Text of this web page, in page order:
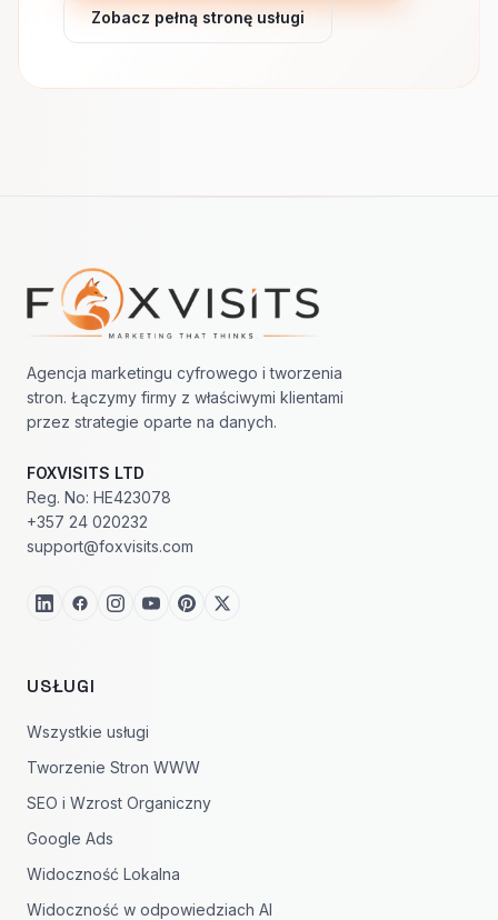
Zobacz pełną stronę usługi
Nawigacja w stopce
Agencja marketingu cyfrowego i tworzenia
stron. Łączymy firmy z właściwymi klientami
przez strategie oparte na danych.
FOXVISITS LTD
Reg. No: HE423078
+357 24 020232
support@foxvisits.com
USŁUGI
Wszystkie usługi
Tworzenie Stron WWW
SEO i Wzrost Organiczny
Google Ads
Widoczność Lokalna
Widoczność w odpowiedziach AI